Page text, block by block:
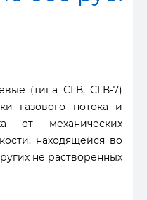
(типа СГВ, СГВ-7)
газового потока и
от механических
находящейся во
не растворенных